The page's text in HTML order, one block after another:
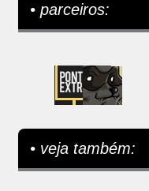
• parceiros:
• veja também: